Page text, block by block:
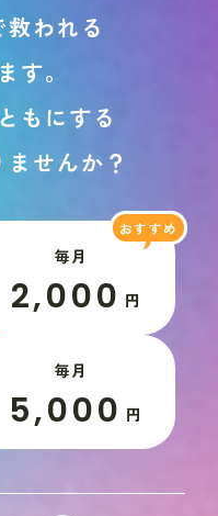
救われ る
ま す。
と も にする
ま せんか ？
毎月
2,000 円
毎月
5,000 円